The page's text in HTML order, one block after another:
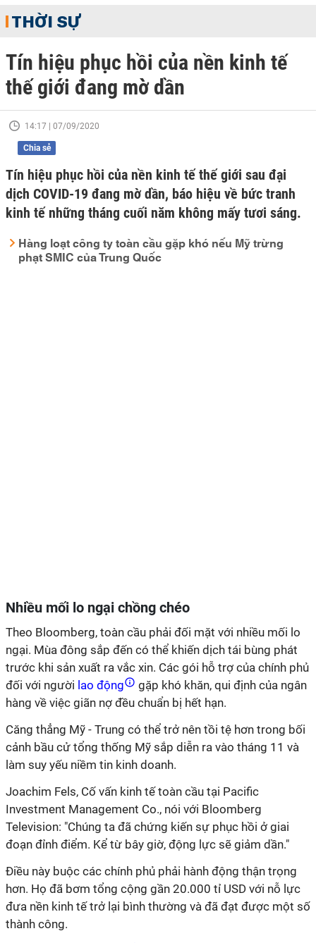
THỜI SỰ
Tín hiệu phục hồi của nền kinh tế
thế giới đang mờ dần
14:17 | 07/09/2020
Chia sẻ
Tín hiệu phục hồi của nền kinh tế thế giới sau đại
dịch COVID-19 đang mờ dần, báo hiệu về bức tranh
kinh tế những tháng cuối năm không mấy tươi sáng.
Hàng loạt công ty toàn cầu gặp khó nếu Mỹ trừng
phạt SMIC của Trung Quốc
Nhiều mối lo ngại chồng chéo
Theo Bloomberg, toàn cầu phải đối mặt với nhiều mối lo
ngại. Mùa đông sắp đến có thể khiến dịch tái bùng phát
trước khi sản xuất ra vắc xin. Các gói hỗ trợ của chính phủ
đối với người lao động
gặp khó khăn, qui định của ngân
hàng về việc giãn nợ đều chuẩn bị hết hạn.
Căng thẳng Mỹ - Trung có thể trở nên tồi tệ hơn trong bối
cảnh bầu cử tổng thống Mỹ sắp diễn ra vào tháng 11 và
làm suy yếu niềm tin kinh doanh.
Joachim Fels, Cố vấn kinh tế toàn cầu tại Pacific
Investment Management Co., nói với Bloomberg
Television: "Chúng ta đã chứng kiến sự phục hồi ở giai
đoạn đỉnh điểm. Kể từ bây giờ, động lực sẽ giảm dần."
Điều này buộc các chính phủ phải hành động thận trọng
hơn. Họ đã bơm tổng cộng gần 20.000 tỉ USD với nỗ lực
đưa nền kinh tế trở lại bình thường và đã đạt được một số
thành công.